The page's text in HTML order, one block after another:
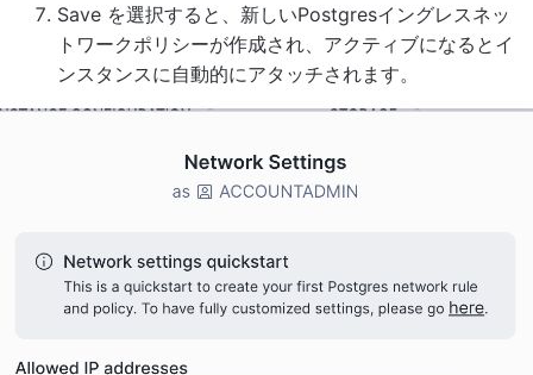
Save を選択すると、新しいPostgresイングレスネッ
トワークポリシーが作成され、アクティブになるとイ
ンスタンスに自動的にアタッチされます。